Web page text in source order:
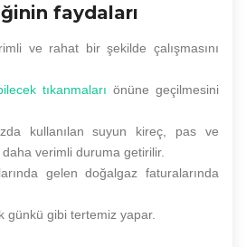
faydaları
ve rahat bir şekilde çalışmasını
tıkanmaları önüne geçilmesini
kullanılan suyun kireç, pas ve
verimli duruma getirilir.
gelen doğalgaz faturalarında
günkü gibi tertemiz yapar.